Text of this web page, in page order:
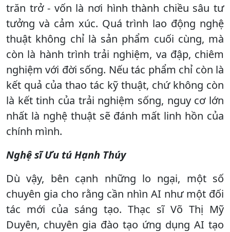
trăn trở - vốn là nơi hình thành chiều sâu tư
tưởng và cảm xúc. Quá trình lao động nghệ
thuật không chỉ là sản phẩm cuối cùng, mà
còn là hành trình trải nghiệm, va đập, chiêm
nghiệm với đời sống. Nếu tác phẩm chỉ còn là
kết quả của thao tác kỹ thuật, chứ không còn
là kết tinh của trải nghiệm sống, nguy cơ lớn
nhất là nghệ thuật sẽ đánh mất linh hồn của
chính mình.
Nghệ sĩ Ưu tú Hạnh Thúy
Dù vậy, bên cạnh những lo ngại, một số
chuyên gia cho rằng cần nhìn AI như một đối
tác mới của sáng tạo. Thạc sĩ Võ Thị Mỹ
Duyên, chuyên gia đào tạo ứng dụng AI tạo